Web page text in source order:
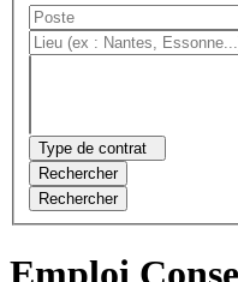
Type de contrat
Rechercher
Rechercher
Emploi